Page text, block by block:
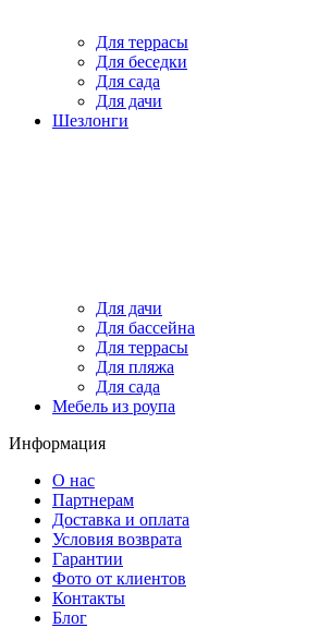
Для террасы
Для беседки
Для сада
Для дачи
Шезлонги
Для дачи
Для бассейна
Для террасы
Для пляжа
Для сада
Мебель из роупа
Информация
О нас
Партнерам
Доставка и оплата
Условия возврата
Гарантии
Фото от клиентов
Контакты
Блог